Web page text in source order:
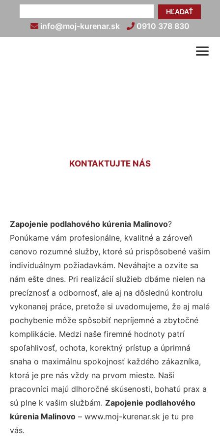
HĽADAŤ
info@moj-kurenar.sk 0910 378 830
KONTAKTUJTE NÁS
Zapojenie podlahového kúrenia Malinovo?
Ponúkame vám profesionálne, kvalitné a zároveň
cenovo rozumné služby, ktoré sú prispôsobené vašim
individuálnym požiadavkám. Neváhajte a ozvite sa
nám ešte dnes. Pri realizácií služieb dbáme nielen na
precíznosť a odbornosť, ale aj na dôslednú kontrolu
vykonanej práce, pretože si uvedomujeme, že aj malé
pochybenie môže spôsobiť nepríjemné a zbytočné
komplikácie. Medzi naše firemné hodnoty patrí
spoľahlivosť, ochota, korektný prístup a úprimná
snaha o maximálnu spokojnosť každého zákazníka,
ktorá je pre nás vždy na prvom mieste. Naši
pracovníci majú dlhoročné skúsenosti, bohatú prax a
sú plne k vašim službám. Zapojenie podlahového
kúrenia Malinovo – www.moj-kurenar.sk je tu pre
vás.